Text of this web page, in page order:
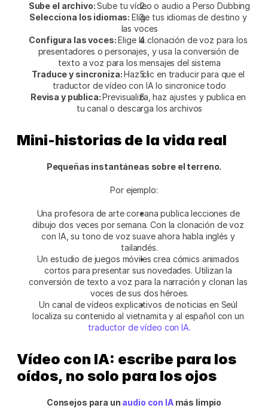
Sube el archivo: Sube tu vídeo o audio a Perso Dubbing
Selecciona los idiomas: Elige tus idiomas de destino y
las voces
Configura las voces: Elige la clonación de voz para los
presentadores o personajes, y usa la conversión de
texto a voz para los mensajes del sistema
Traduce y sincroniza: Haz clic en traducir para que el
traductor de vídeo con IA lo sincronice todo
Revisa y publica: Previsualiza, haz ajustes y publica en
tu canal o descarga los archivos
Mini-historias de la vida real
Pequeñas instantáneas sobre el terreno.
Por ejemplo:
Una profesora de arte coreana publica lecciones de
dibujo dos veces por semana. Con la clonación de voz
con IA, su tono de voz suave ahora habla inglés y
tailandés.
Un estudio de juegos móviles crea cómics animados
cortos para presentar sus novedades. Utilizan la
conversión de texto a voz para la narración y clonan las
voces de sus dos héroes.
Un canal de vídeos explicativos de noticias en Seúl
traductor de vídeo con IA.
Vídeo con IA: escribe para los
oídos, no solo para los ojos
Consejos para un audio con IA más limpio